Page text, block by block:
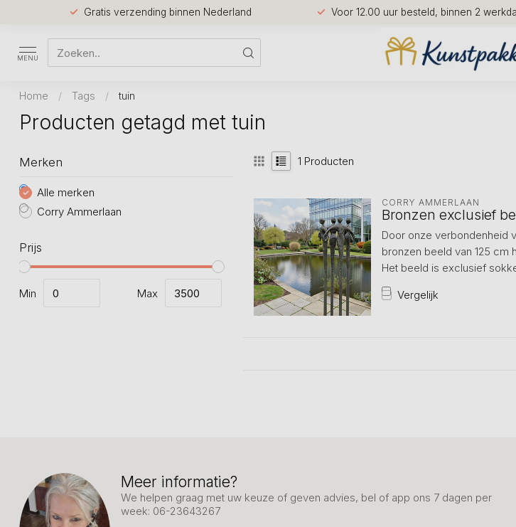
Gratis verzending binnen Nederland Voor 12.00 uur besteld, binnen 2
MENU
Home / Tags / tuin
Producten getagd met tuin
Merken
Alle merken
Corry Ammerlaan
Prijs
Min Max
1 Producten
CORRY AMMERLAAN
Bronzen exclusief
Door onze verbondenheid
bronzen beeld van 125 cm
Het beeld is exclusief
Vergelijk
Meer informatie?
We helpen graag met uw keuze of geven advies, bel of app ons 7 dagen per
week: 06-23643267